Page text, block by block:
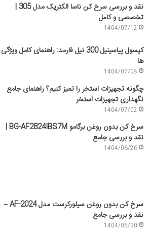
نقد و بررسی سرخ کن ناسا الکتریک مدل 305 |
تخصصی و کامل
1404/07/12
کپسول پیاسینیل 300 نیل فارمد: راهنمای کامل ویژگی
ها
1404/07/08
چگونه تجهیزات استخر را تمیز کنیم؟ راهنمای جامع
نگهداری تجهیزات استخر
1404/07/02
سرخ کن بدون روغن برگامو BG-AF2824IBS7M |
نقد و بررسی جامع
1404/06/26
سرخ کن بدون روغن سیلورکرست مدل AF-2024 –
نقد و بررسی جامع
1404/05/30